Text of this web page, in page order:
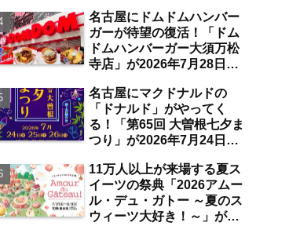
券のプレゼントも【名古屋
発】
名古屋にドムドムハンバー
ガーが待望の復活！「ドム
ドムハンバーガー大須万松
寺店」が2026年7月28日に
味わい＆注目ポイントは？
【レポート／大須観音・上
前津／独自取材】
名古屋にマクドナルドの
「ドナルド」がやってく
る！「第65回 大曽根七夕ま
つり」が2026年7月24日～
り・ジャズライブ・道路お
絵かきと楽しい企画がいっ
ぱいな夏祭りの見どころ
は？【まとめ／大曽根】
11万人以上が来場する夏ス
イーツの祭典「2026アムー
ル・デュ・ガトー ～夏のス
ウィーツ大好き！～」が